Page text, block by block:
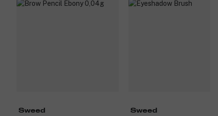
Sweed
Sweed